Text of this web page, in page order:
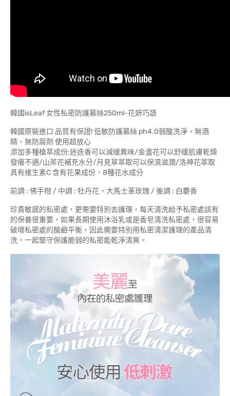
韓國isLeaf 女性私密防護慕絲250ml-花妍巧語
韓國原裝進口 品質有保證! 低敏防護慕絲 ph4.0弱酸洗淨，無酒
精、無防腐劑 使用超放心
添加多種植萃成份:迷迭香可以減緩異味/金盞花可以舒緩肌膚乾燥
發癢不適/山茶花補充水分/月見草萃取可以保濕滋潤/洛神花萃取
具有維生素C 含有花果成份、8種花水成分
前調 : 佛手柑 / 中調 : 牡丹花，大馬士革玫瑰 / 後調 : 白麝香
珍貴敏感的私密處，更需要特別去護理，每天清洗給予私密處該有
的保養很重要，如果長期使用沐浴乳或是香皂清洗私密處，很容易
破壞私密處的酸鹼平衡，因此需要特別用私密清潔護理的產品清
洗，一起堅守保護脆弱的私密能乾淨清爽。